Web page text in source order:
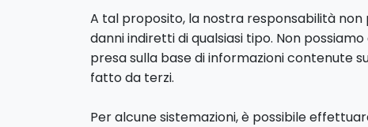
A tal proposito, la nostra responsabilità
danni indiretti di qualsiasi tipo. Non
presa sulla base di informazioni contenute
fatto da terzi.
Per alcune sistemazioni, è possibile